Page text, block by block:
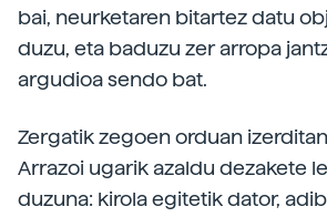
bai, neurketaren bitartez datu
duzu, eta baduzu zer arropa
argudioa sendo bat.
Zergatik zegoen orduan
Arrazoi ugarik azaldu dezakete
duzuna: kirola egitetik dator,